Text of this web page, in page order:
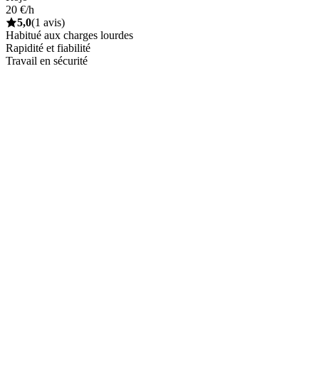
20 €/h
5,0(1 avis)
Habitué aux charges lourdes
Rapidité et fiabilité
Travail en sécurité